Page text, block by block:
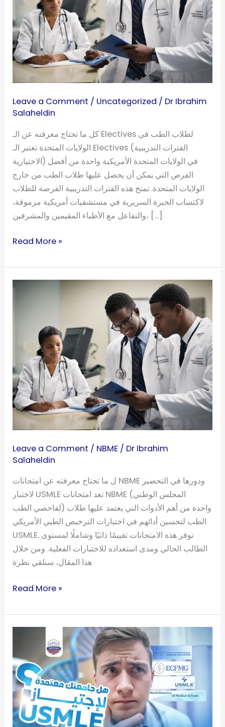
Leave a Comment / Uncategorized / Dr Ibrahim
Salaheldin
كل ما تحتاج معرفته عن الـ Electives لطلاب الطب في
الولايات المتحدة تعتبر الـ Electives (الفترات التدريبية
الاختيارية) في الولايات المتحدة الأمريكية واحدة من أفضل
الفرص التي يمكن أن يحصل عليها طلاب الطب من خارج
الولايات المتحدة. تمنح هذه الفترات التدريبية الفرصة للطلاب
لاكتساب الخبرة السريرية في مستشفيات أمريكية مرموقة،
والتفاعل مع الأطباء المقيمين والمشرفين، […]
Electives
لطلاب
الطب
في
الولايات
Read More »
Leave a Comment / NBME / Dr Ibrahim
Salaheldin
ل ما تحتاج معرفته عن امتحانات NBME ودورها في التحضير
لاختبار USMLE تعد امتحانات NBME (المجلس الوطني
لفاحصي الطب) واحدة من أهم الأدوات التي يعتمد عليها طلاب
الطب لتحسين أدائهم في اختبارات الترخيص الطبي الأمريكي
USMLE. توفر هذه الامتحانات تقييمًا ذاتيًا وشاملًا لمستوى
الطالب الحالي ومدى استعداده للاختبارات الفعلية. ومن خلال
هذا المقال، سنلقي نظرة
ما
Read More »
إعتماد
كلية
الطب
للـ
USMLE